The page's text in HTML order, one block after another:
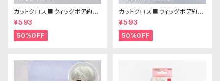
カットクロス■ウィッグボア約8c
m(ホワイト)WB010 ボア生地
25cm × 45cm
¥593
50%OFF
カットクロス■ウィッグボア約8c
m(ひよこイエロー)WB009ボア
生地 25cm × 45cm
¥593
50%OFF